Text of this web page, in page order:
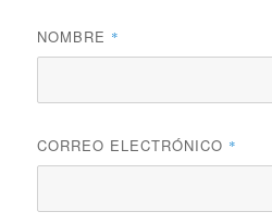
NOMBRE *
CORREO ELECTRÓNICO *